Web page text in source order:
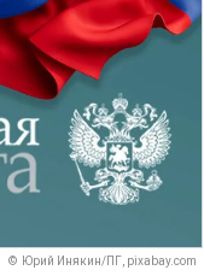
© Юрий Инякин/ПГ, pixabay.com